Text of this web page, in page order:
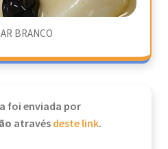
BRANCO
foi enviada por
atravésdeste link.